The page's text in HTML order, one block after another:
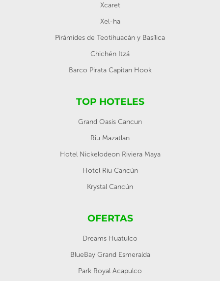
Xcaret
Xel-ha
Pirámides de Teotihuacán y Basílica
Chichén Itzá
Barco Pirata Capitan Hook
TOP HOTELES
Grand Oasis Cancun
Riu Mazatlan
Hotel Nickelodeon Riviera Maya
Hotel Riu Cancún
Krystal Cancún
OFERTAS
Dreams Huatulco
BlueBay Grand Esmeralda
Park Royal Acapulco